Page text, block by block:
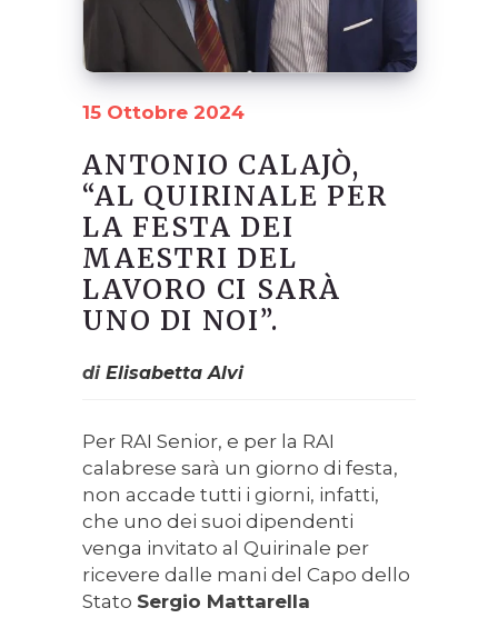
15 Ottobre 2024
ANTONIO CALAJÒ,
“AL QUIRINALE PER
LA FESTA DEI
MAESTRI DEL
LAVORO CI SARÀ
UNO DI NOI”.
diElisabetta Alvi
Per RAI Senior, e per la RAI
calabrese sarà un giorno di festa,
non accade tutti i giorni, infatti,
che uno dei suoi dipendenti
venga invitato al Quirinale per
ricevere dalle mani del Capo dello
Stato Sergio Mattarella